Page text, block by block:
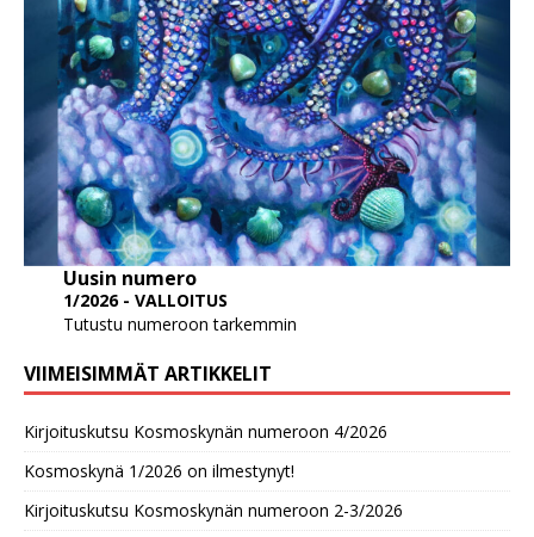
Uusin numero
1/2026 - VALLOITUS
Tutustu numeroon tarkemmin
VIIMEISIMMÄT ARTIKKELIT
Kirjoituskutsu Kosmoskynän numeroon 4/2026
Kosmoskynä 1/2026 on ilmestynyt!
Kirjoituskutsu Kosmoskynän numeroon 2-3/2026